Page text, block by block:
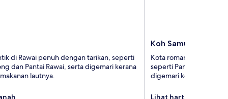
di Rawai penuh dengan tarikan, seperti
dan Pantai Rawai, serta digemari kerana
lautnya.
Koh Samui
Kota romantik di Ko
seperti Pantai Lamai
digemari kerana pantai
Lihat hartanah